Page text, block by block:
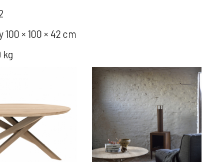
100 × 100 × 42 cm
kg